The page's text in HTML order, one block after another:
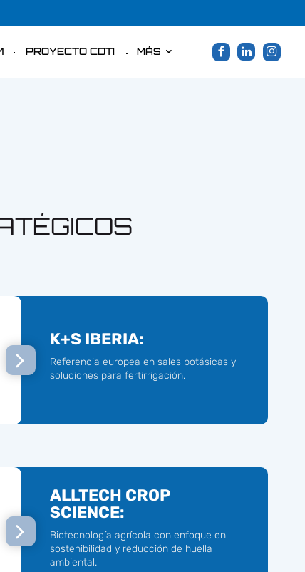
PROYECTO CDTI MÁS
K+S IBERIA:
Referencia europea en sales potásicas y
soluciones para fertirrigación.
ALLTECH CROP
SCIENCE:
Biotecnología agrícola con enfoque en
sostenibilidad y reducción de huella
ambiental.